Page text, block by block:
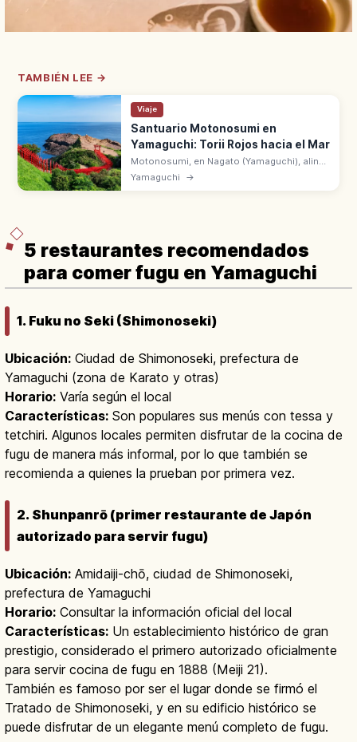
TAMBIÉN LEE →
Viaje
Santuario Motonosumi en
Yamaguchi: Torii Rojos hacia el Mar
Motonosumi, en Nagato (Yamaguchi), alinea
torii bermellón sobre el mar del Japón. Caja
de ofrendas en lo alto y el surtidor marino
Yamaguchi →
5 restaurantes recomendados
para comer fugu en Yamaguchi
1. Fuku no Seki (Shimonoseki)
Ubicación: Ciudad de Shimonoseki, prefectura de
Yamaguchi (zona de Karato y otras)
Horario: Varía según el local
Características: Son populares sus menús con tessa y
tetchiri. Algunos locales permiten disfrutar de la cocina de
fugu de manera más informal, por lo que también se
recomienda a quienes la prueban por primera vez.
2. Shunpanrō (primer restaurante de Japón
autorizado para servir fugu)
Ubicación: Amidaiji-chō, ciudad de Shimonoseki,
prefectura de Yamaguchi
Horario: Consultar la información oficial del local
Características: Un establecimiento histórico de gran
prestigio, considerado el primero autorizado oficialmente
para servir cocina de fugu en 1888 (Meiji 21).
También es famoso por ser el lugar donde se firmó el
Tratado de Shimonoseki, y en su edificio histórico se
puede disfrutar de un elegante menú completo de fugu.